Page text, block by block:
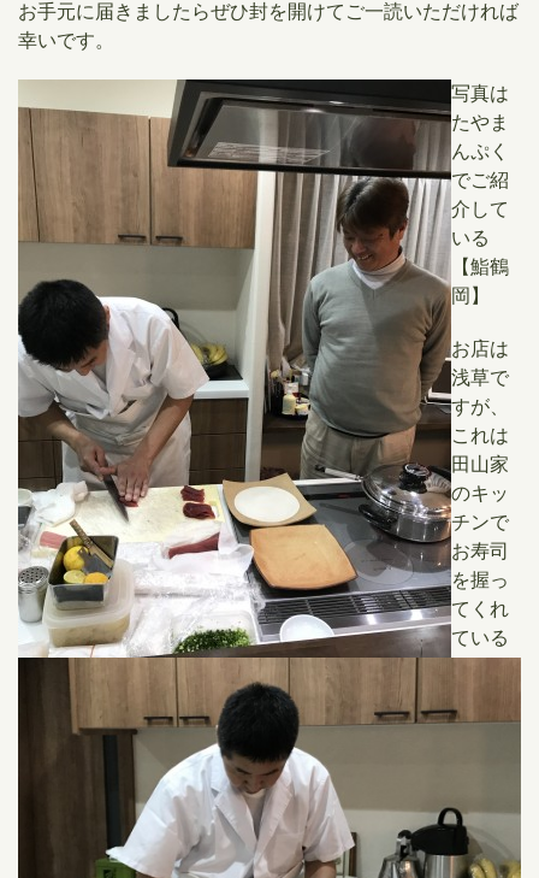
お手元に届きましたらぜひ封を開けてご一読いただければ
幸いです。
​写真は
たやま
んぷく
でご紹
介して
いる
【鮨鶴
岡】
お店は
浅草で
すが、
これは
田山家
のキッ
チンで
お寿司
を握っ
てくれ
ている